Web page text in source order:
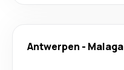
Antwerpen - Malaga